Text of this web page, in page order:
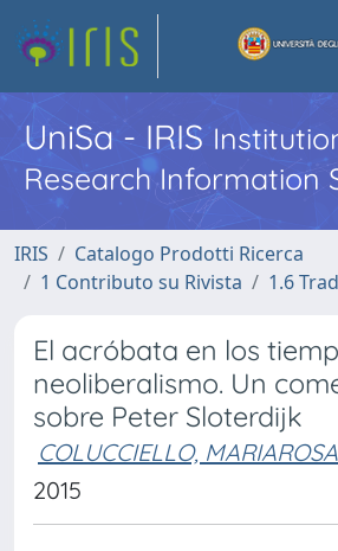
UniSa - IRIS
Research Information
IRIS
Catalogo Prodotti Ricerca
1 Contributo su Rivista
1.6
El acróbata en los
neoliberalismo. Un
sobre Peter Sloterdijk
COLUCCIELLO,
2015